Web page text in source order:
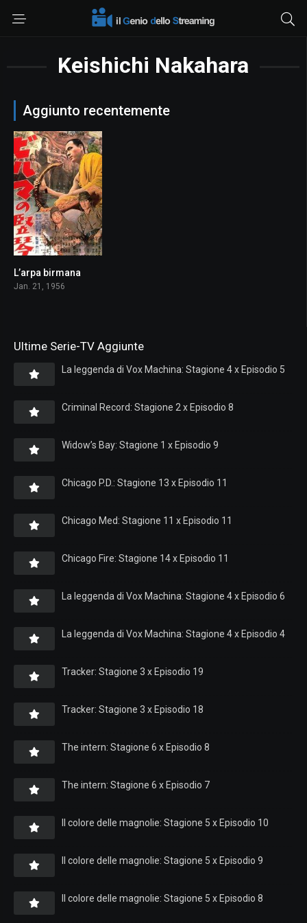
Keishichi Nakahara
Aggiunto recentemente
L’arpa birmana
Jan. 21, 1956
Ultime Serie-TV Aggiunte
La leggenda di Vox Machina: Stagione 4 x Episodio 5
Criminal Record: Stagione 2 x Episodio 8
Widow’s Bay: Stagione 1 x Episodio 9
Chicago P.D.: Stagione 13 x Episodio 11
Chicago Med: Stagione 11 x Episodio 11
Chicago Fire: Stagione 14 x Episodio 11
La leggenda di Vox Machina: Stagione 4 x Episodio 6
La leggenda di Vox Machina: Stagione 4 x Episodio 4
Tracker: Stagione 3 x Episodio 19
Tracker: Stagione 3 x Episodio 18
The intern: Stagione 6 x Episodio 8
The intern: Stagione 6 x Episodio 7
Il colore delle magnolie: Stagione 5 x Episodio 10
Il colore delle magnolie: Stagione 5 x Episodio 9
Il colore delle magnolie: Stagione 5 x Episodio 8